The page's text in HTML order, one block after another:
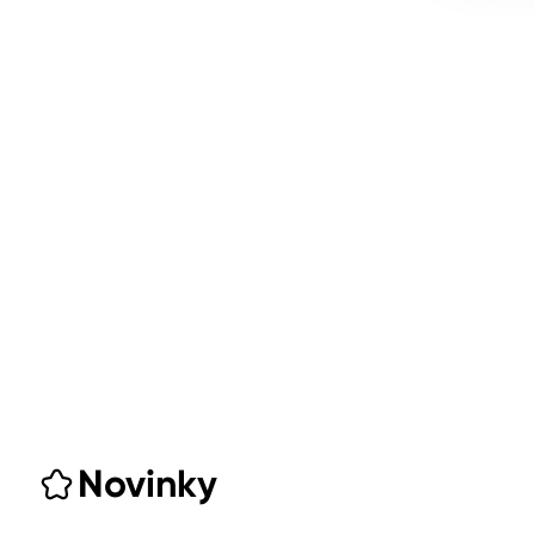
Novinky